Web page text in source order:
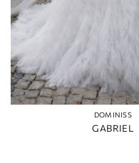
DOMINISS
GABRIEL